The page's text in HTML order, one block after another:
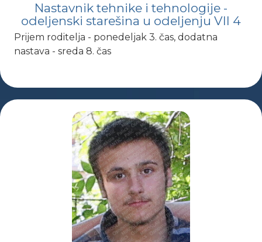
Nastavnik tehnike i tehnologije -
odeljenski starešina u odeljenju VII 4
Prijem roditelja - ponedeljak 3. čas, dodatna
nastava - sreda 8. čas